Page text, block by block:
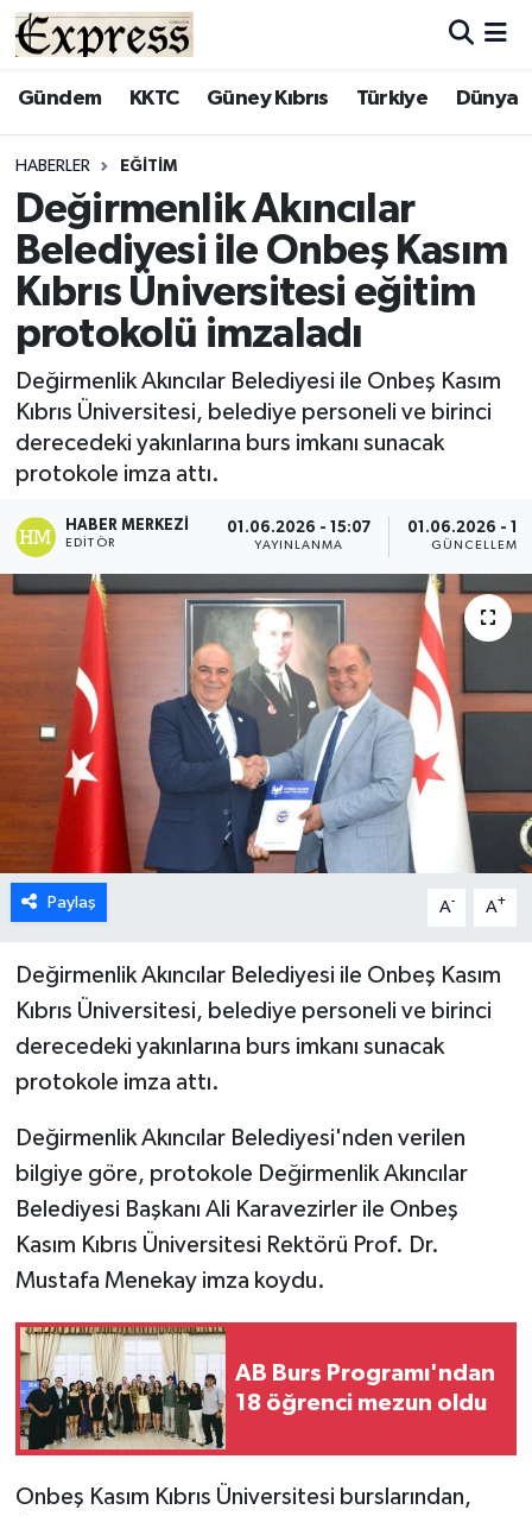
Gündem KKTC Güney Kıbrıs Türkiye Dünya
HABERLER EĞITIM
Değirmenlik Akıncılar
Belediyesi ile Onbeş Kasım
Kıbrıs Üniversitesi eğitim
protokolü imzaladı
Değirmenlik Akıncılar Belediyesi ile Onbeş Kasım
Kıbrıs Üniversitesi, belediye personeli ve birinci
derecedeki yakınlarına burs imkanı sunacak
protokole imza attı.
HABER MERKEZI
EDITÖR
01.06.2026 - 15:07
YAYINLANMA
01.06.2026 -
GÜNCELLEME
Paylaş A- A+
Değirmenlik Akıncılar Belediyesi ile Onbeş Kasım
Kıbrıs Üniversitesi, belediye personeli ve birinci
derecedeki yakınlarına burs imkanı sunacak
protokole imza attı.
Değirmenlik Akıncılar Belediyesi'nden verilen
bilgiye göre, protokole Değirmenlik Akıncılar
Belediyesi Başkanı Ali Karavezirler ile Onbeş
Kasım Kıbrıs Üniversitesi Rektörü Prof. Dr.
Mustafa Menekay imza koydu.
AB Burs Programı'ndan
18 öğrenci mezun oldu
Onbeş Kasım Kıbrıs Üniversitesi burslarından,
ALAYKÖY
BİLİM
ÇATALKÖY
DÜNYA
EĞİTİM
EKONOMİ
ENGLISH
ESENTEPE
GAZİMAĞUSA
GİRNE
GÜNDEM
GÜNEY KIBRIS
İÇ HABERLER
LAPTA
LEFKOŞA
Nöbetçi Eczaneler
ÖZEL HABER
SİYASET
SPOR
TATLISU
Hava Durumu
Süper Lig Puan Durumu ve Fikstür
Tüm Manşetler
Son Dakika Haberleri
Haber Arşivi